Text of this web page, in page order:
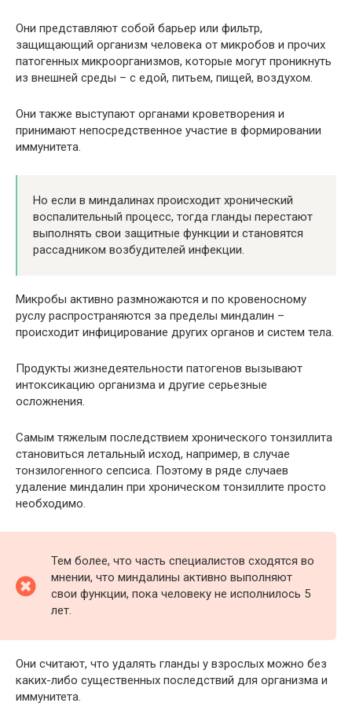
Они представляют собой барьер или фильтр,
защищающий организм человека от микробов и прочих
патогенных микроорганизмов, которые могут проникнуть
из внешней среды – с едой, питьем, пищей, воздухом.
Они также выступают органами кроветворения и
принимают непосредственное участие в формировании
иммунитета.
Но если в миндалинах происходит хронический
воспалительный процесс, тогда гланды перестают
выполнять свои защитные функции и становятся
рассадником возбудителей инфекции.
Микробы активно размножаются и по кровеносному
руслу распространяются за пределы миндалин –
происходит инфицирование других органов и систем тела.
Продукты жизнедеятельности патогенов вызывают
интоксикацию организма и другие серьезные
осложнения.
Самым тяжелым последствием хронического тонзиллита
становиться летальный исход, например, в случае
тонзилогенного сепсиса. Поэтому в ряде случаев
удаление миндалин при хроническом тонзиллите просто
необходимо.
Тем более, что часть специалистов сходятся во
мнении, что миндалины активно выполняют
свои функции, пока человеку не исполнилось 5
лет.
Они считают, что удалять гланды у взрослых можно без
каких-либо существенных последствий для организма и
иммунитета.